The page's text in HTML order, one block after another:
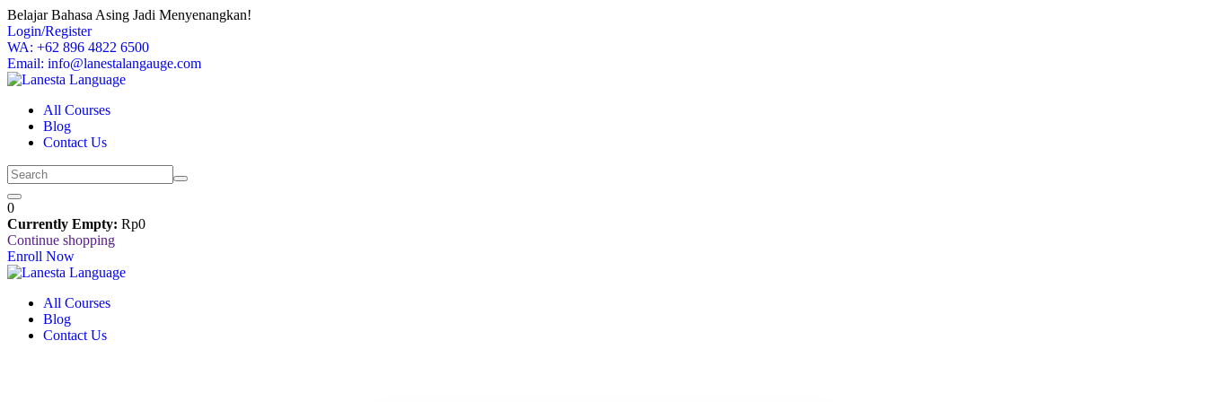
Skip
to
content
Belajar Bahasa Asing Jadi Menyenangkan!
Login/Register
WA: +62 896 4822 6500
Email: info@lanestalangauge.com
All Courses
Blog
Contact Us
0
Currently Empty: Rp0
Continue shopping
Enroll Now
All Courses
Blog
Contact Us